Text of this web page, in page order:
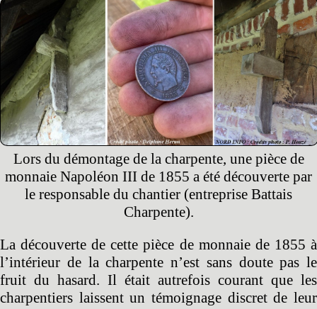
Lors du démontage de la charpente, une pièce de
monnaie Napoléon III de 1855 a été découverte par
le responsable du chantier (entreprise Battais
Charpente).
La découverte de cette pièce de monnaie de 1855 à
l’intérieur de la charpente n’est sans doute pas le
fruit du hasard. Il était autrefois courant que les
charpentiers laissent un témoignage discret de leur